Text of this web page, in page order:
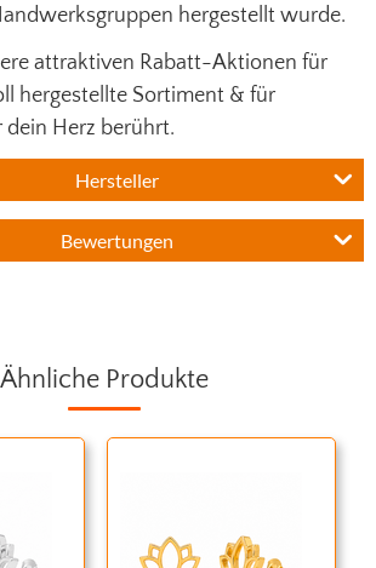
hergestellt wurde.
attraktiven Rabatt-Aktionen für
hergestellte Sortiment & für
dein Herz berührt.
Hersteller
Bewertungen
Ähnliche Produkte